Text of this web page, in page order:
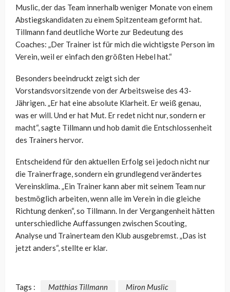
Muslic, der das Team innerhalb weniger Monate von einem
Abstiegskandidaten zu einem Spitzenteam geformt hat.
Tillmann fand deutliche Worte zur Bedeutung des
Coaches: „Der Trainer ist für mich die wichtigste Person im
Verein, weil er einfach den größten Hebel hat.“
Besonders beeindruckt zeigt sich der
Vorstandsvorsitzende von der Arbeitsweise des 43-
Jährigen. „Er hat eine absolute Klarheit. Er weiß genau,
was er will. Und er hat Mut. Er redet nicht nur, sondern er
macht“, sagte Tillmann und hob damit die Entschlossenheit
des Trainers hervor.
Entscheidend für den aktuellen Erfolg sei jedoch nicht nur
die Trainerfrage, sondern ein grundlegend verändertes
Vereinsklima. „Ein Trainer kann aber mit seinem Team nur
bestmöglich arbeiten, wenn alle im Verein in die gleiche
Richtung denken“, so Tillmann. In der Vergangenheit hätten
unterschiedliche Auffassungen zwischen Scouting,
Analyse und Trainerteam den Klub ausgebremst. „Das ist
jetzt anders“, stellte er klar.
Tags : Matthias Tillmann Miron Muslic